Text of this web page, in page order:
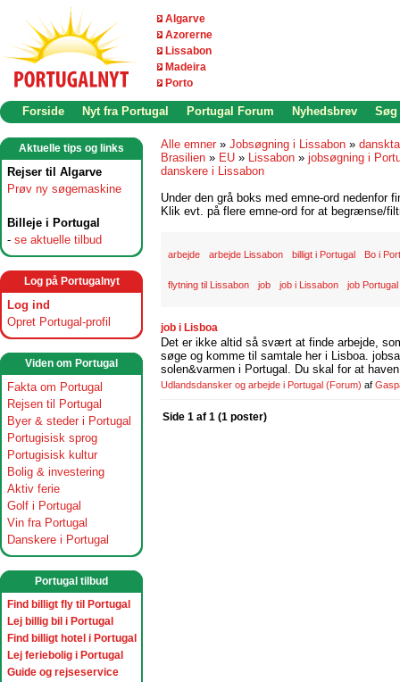
Algarve
Azorerne
Lissabon
Madeira
Porto
Forside Nyt fra Portugal Portugal Forum Nyhedsbrev Søg
Aktuelle tips og links
Rejser til Algarve
Prøv ny søgemaskine
Billeje i Portugal
- se aktuelle tilbud
Log på Portugalnyt
Log ind
Opret Portugal-profil
Viden om Portugal
Fakta om Portugal
Rejsen til Portugal
Byer & steder i Portugal
Portugisisk sprog
Portugisisk kultur
Bolig & investering
Aktiv ferie
Golf i Portugal
Vin fra Portugal
Danskere i Portugal
Portugal tilbud
Find billigt fly til Portugal
Lej billig bil i Portugal
Find billigt hotel i Portugal
Lej feriebolig i Portugal
Guide og rejseservice
Alle emner » Jobsøgning i Lissabon »
Brasilien » EU » Lissabon » jobsøgning i
danskere i Lissabon
Under den grå boks med emne-ord nedenfor
Klik evt. på flere emne-ord for at begrænse/
arbejde arbejde Lissabon billigt i Portugal Bo i
flytning til Lissabon job job i Lissabon job Portugal
job i Lisboa
Det er ikke altid så svært at finde arbejde,
søge og komme til samtale her i Lisboa.
solen&varmen i Portugal. Du skal for at
Udlandsdansker og arbejde i Portugal (Forum) af
Side 1 af 1 (1 poster)